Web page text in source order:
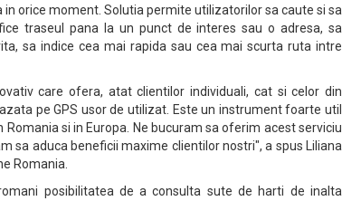
orice moment. Solutia permite utilizatorilor sa caute si sa
traseul pana la un punct de interes sau o adresa, sa
sa indice cea mai rapida sau cea mai scurta ruta intre
care ofera, atat clientilor individuali, cat si celor din
pe GPS usor de utilizat. Este un instrument foarte util
si in Europa. Ne bucuram sa oferim acest serviciu
sa aduca beneficii maxime clientilor nostri", a spus Liliana
Romania.
posibilitatea de a consulta sute de harti de inalta